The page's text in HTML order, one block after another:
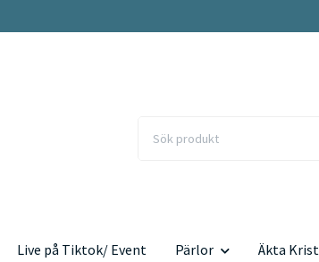
Live på Tiktok/ Event Pärlor Äkta